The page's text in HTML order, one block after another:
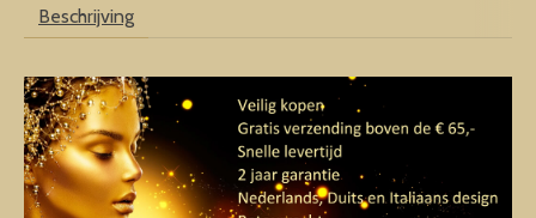
Beschrijving